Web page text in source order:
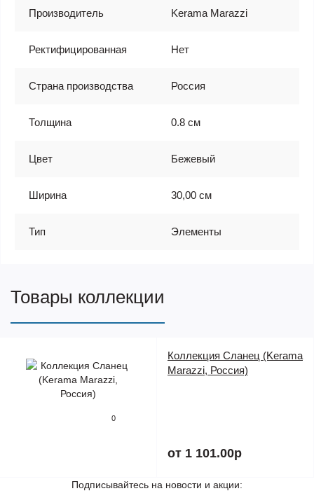
Производитель Kerama Marazzi
Ректифицированная Нет
Страна производства Россия
Толщина 0.8 см
Цвет Бежевый
Ширина 30,00 см
Тип Элементы
Товары коллекции
0
Коллекция Сланец (Kerama
Marazzi, Россия)
от 1 101.00р
Подписывайтесь на новости и акции: